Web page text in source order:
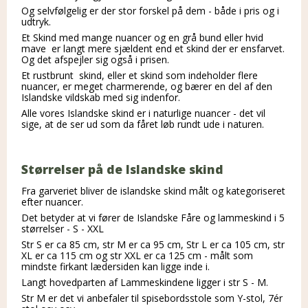
Og selvfølgelig er der stor forskel på dem - både i pris og i
udtryk.
Et Skind med mange nuancer og en grå bund eller hvid
mave er langt mere sjældent end et skind der er ensfarvet.
Og det afspejler sig også i prisen.
Et rustbrunt skind, eller et skind som indeholder flere
nuancer, er meget charmerende, og bærer en del af den
Islandske vildskab med sig indenfor.
Alle vores Islandske skind er i naturlige nuancer - det vil
sige, at de ser ud som da fåret løb rundt ude i naturen.
Størrelser på de Islandske skind
Fra garveriet bliver de islandske skind målt og kategoriseret
efter nuancer.
Det betyder at vi fører de Islandske Fåre og lammeskind i 5
størrelser - S - XXL
Str S er ca 85 cm, str M er ca 95 cm, Str L er ca 105 cm, str
XL er ca 115 cm og str XXL er ca 125 cm - målt som
mindste firkant lædersiden kan ligge inde i.
Langt hovedparten af Lammeskindene ligger i str S - M.
Str M er det vi anbefaler til spisebordsstole som Y-stol, 7ér